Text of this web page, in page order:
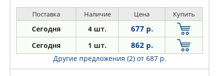
Поставка Наличие Цена Купить
Сегодня 4 шт. 677 р.
Сегодня 1 шт. 862 р.
Другие предложения (2) от 687 р.